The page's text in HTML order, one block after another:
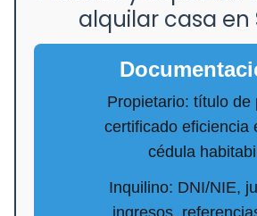
alquilar casa en
Propietario: título de
certificado eficiencia
cédula
Inquilino: DNI/NIE,
ingresos,